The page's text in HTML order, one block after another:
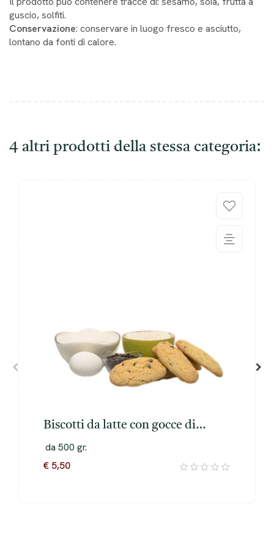
guscio, solfiti.
Conservazione: conservare in luogo fresco e asciutto,
lontano da fonti di calore.
4 altri prodotti della stessa categoria:
Biscotti da latte con gocce di
cioccolato
da 500 gr.
€ 5,50